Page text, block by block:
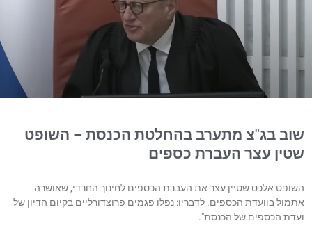
בג"צ מתערב בהחלטת הכנסת – השופט
עצר העברת כספים
אלכס שטיין עצר את העברת הכספים לחינוך החרדי, שאושרה
בוועדת הכספים. לדבריו: נפלו פגמים פרוצדורליים בקיום הדיון של
של הכנסת".